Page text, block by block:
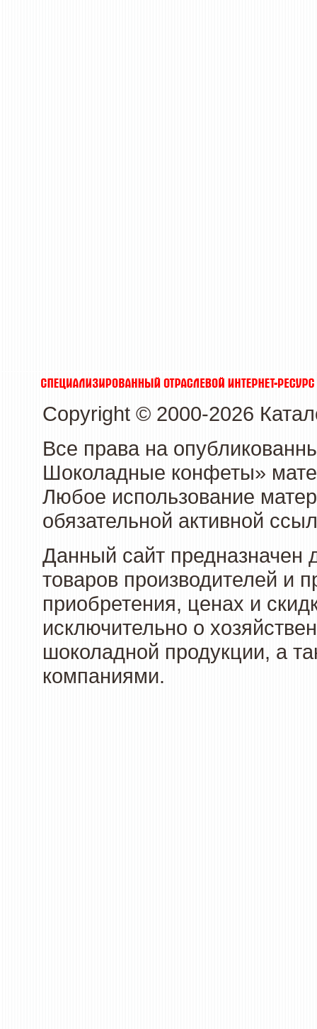
Copyright © 2000-2026
Все права на
Шоколадные конфеты»
Любое использование
обязательной активной
Данный сайт предназначен
товаров производителей и
приобретения, ценах и
исключительно о
шоколадной продукции, а
компаниями.